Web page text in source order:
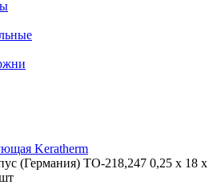
Keratherm
(Германия) ТО-218,247 0,25 х 18 х